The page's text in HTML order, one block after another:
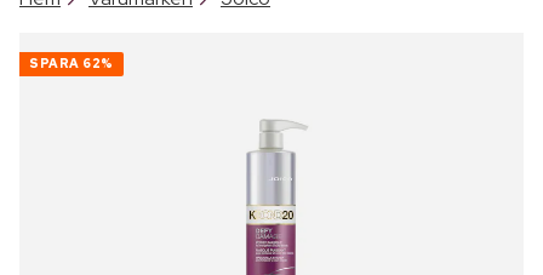
PRODUKT I VARUKORGEN
SPARA 62%